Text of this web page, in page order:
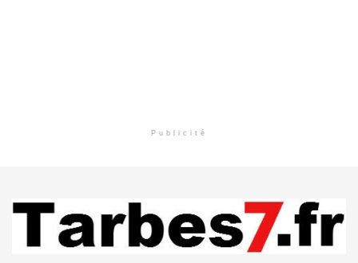
Publicité